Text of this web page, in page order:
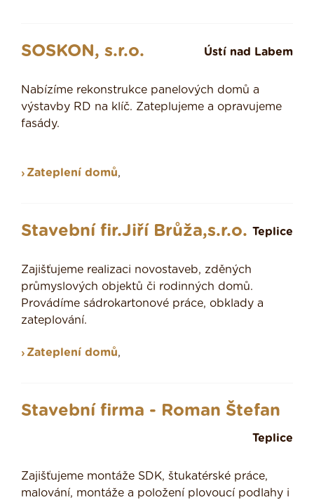
SOSKON, s.r.o. Ústí nad Labem
Nabízíme rekonstrukce panelových domů a
výstavby RD na klíč. Zateplujeme a opravujeme
fasády.
Zateplení domů,
Stavební fir.Jiří Brůža,s.r.o. Teplice
Zajišťujeme realizaci novostaveb, zděných
průmyslových objektů či rodinných domů.
Provádíme sádrokartonové práce, obklady a
zateplování.
Zateplení domů,
Stavební firma - Roman Štefan
Teplice
Zajišťujeme montáže SDK, štukatérské práce,
malování, montáže a položení plovoucí podlahy i